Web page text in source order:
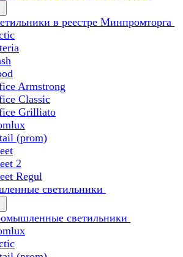
в реестре Минпромторга
Armstrong
Classic
Grilliato
(prom)
2
Regul
светильники
светильники